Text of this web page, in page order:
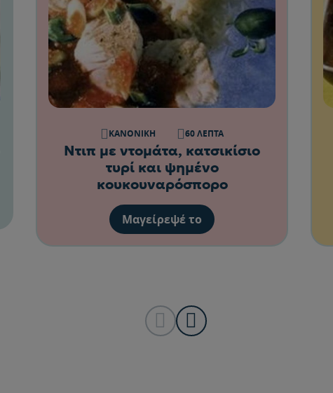
Ντιπ με ντομάτα, κατσικίσιο
τυρί και ψημένο
κουκουναρόσπορο
ΚΑΝΟΝΙΚΉ 60 ΛΕΠΤΆ
Μαγείρεψέ το